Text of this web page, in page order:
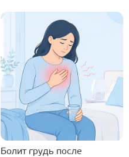
Болит грудь после